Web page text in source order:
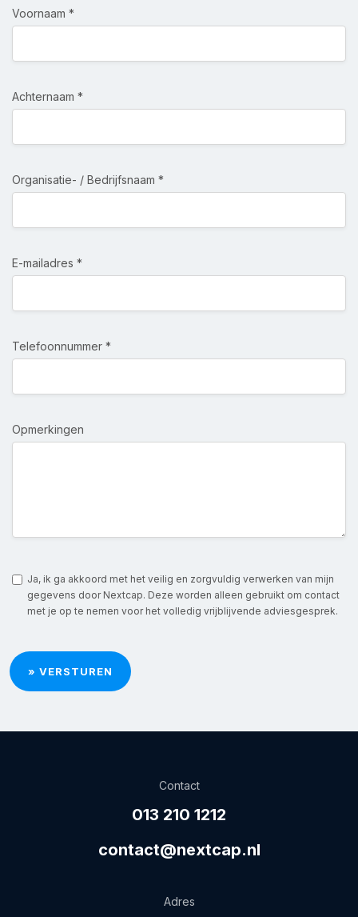
Voornaam *
Achternaam *
Organisatie- / Bedrijfsnaam *
E-mailadres *
Telefoonnummer *
Opmerkingen
Ja, ik ga akkoord met het veilig en zorgvuldig verwerken van mijn
gegevens door Nextcap. Deze worden alleen gebruikt om contact
met je op te nemen voor het volledig vrijblijvende adviesgesprek.
Contact
013 210 1212
contact@nextcap.nl
Adres